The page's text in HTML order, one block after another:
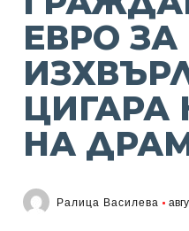
ЕВРО ЗА
ЦИГАРА
НА
Ралица Василева